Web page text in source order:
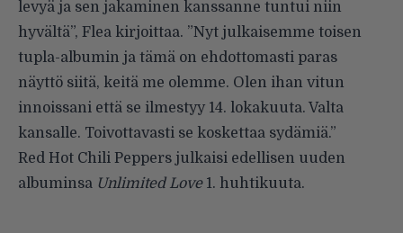
levyä ja sen jakaminen kanssanne tuntui niin
hyvältä”, Flea kirjoittaa. ”Nyt julkaisemme toisen
tupla-albumin ja tämä on ehdottomasti paras
näyttö siitä, keitä me olemme. Olen ihan vitun
innoissani että se ilmestyy 14. lokakuuta. Valta
kansalle. Toivottavasti se koskettaa sydämiä.”
Red Hot Chili Peppers julkaisi edellisen uuden
albuminsa Unlimited Love1. huhtikuuta.